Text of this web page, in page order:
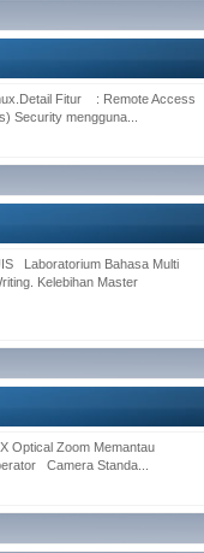
Fitur : Remote Access
Security mengguna...
Laboratorium Bahasa Multi
Kelebihan Master
Zoom Memantau
Camera Standa...